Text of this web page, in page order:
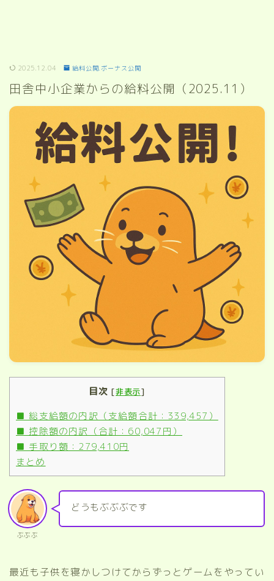
2025.12.04 給料公開.ボーナス公開
田舎中小企業からの給料公開（2025.11）
目次 [非表示]
■ 総支給額の内訳（支給額合計：339,457）
■ 控除額の内訳（合計：60,047円）
■ 手取り額：279,410円
まとめ
ぶぶぶ
どうもぶぶぶです
最近も子供を寝かしつけてからずっとゲームをやってい